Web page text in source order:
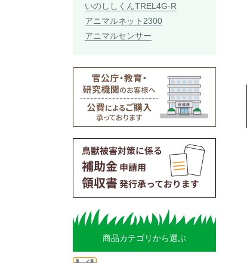
いのししくんTREL4G-R
アニマルネット2300
アニマルセンサー
商品カテゴリから選ぶ